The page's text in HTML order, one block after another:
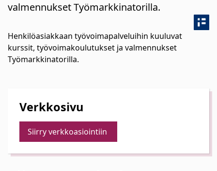
valmennukset Työmarkkinatorilla.
Henkilöasiakkaan työvoimapalveluihin kuuluvat
kurssit, työvoimakoulutukset ja valmennukset
Työmarkkinatorilla.
Verkkosivu
Siirry verkkoasiointiin